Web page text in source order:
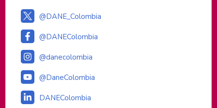
@DANE_Colombia
@DANEColombia
@danecolombia
@DaneColombia
DANEColombia